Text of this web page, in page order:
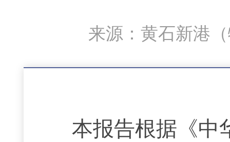
来源：黄石新港
本报告根据《中